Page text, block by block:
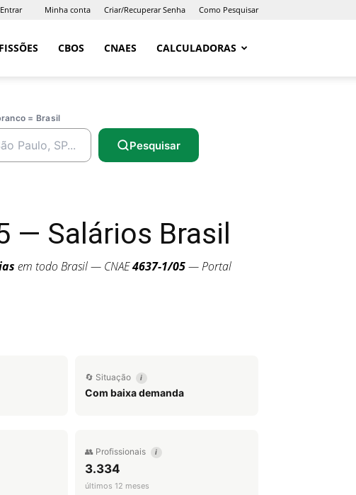
Entrar Minha conta Criar/Recuperar Senha Como Pesquisar
CBOS CNAES CALCULADORAS
= Brasil
Pesquisar
— Salários Brasil
em todo Brasil — CNAE4637-1/05— Portal
🔄 Situação i
Com baixa demanda
👥 Profissionais i
3.334
últimos 12 meses